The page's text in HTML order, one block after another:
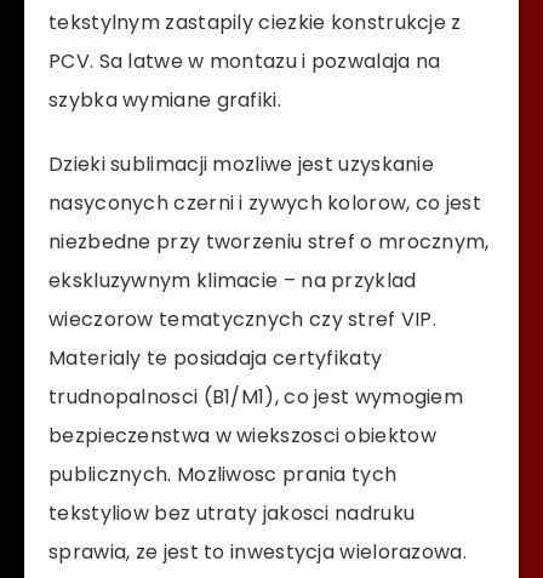
tekstylnym zastapily ciezkie konstrukcje z
PCV. Sa latwe w montazu i pozwalaja na
szybka wymiane grafiki.
Dzieki sublimacji mozliwe jest uzyskanie
nasyconych czerni i zywych kolorow, co jest
niezbedne przy tworzeniu stref o mrocznym,
ekskluzywnym klimacie – na przyklad
wieczorow tematycznych czy stref VIP.
Materialy te posiadaja certyfikaty
trudnopalnosci (B1/M1), co jest wymogiem
bezpieczenstwa w wiekszosci obiektow
publicznych. Mozliwosc prania tych
tekstyliow bez utraty jakosci nadruku
sprawia, ze jest to inwestycja wielorazowa.